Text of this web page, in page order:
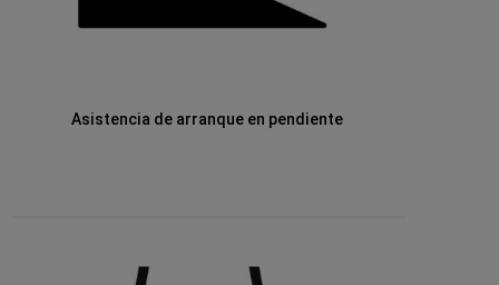
Asistencia de arranque en pendiente